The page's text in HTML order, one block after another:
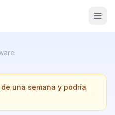
una semana y podría